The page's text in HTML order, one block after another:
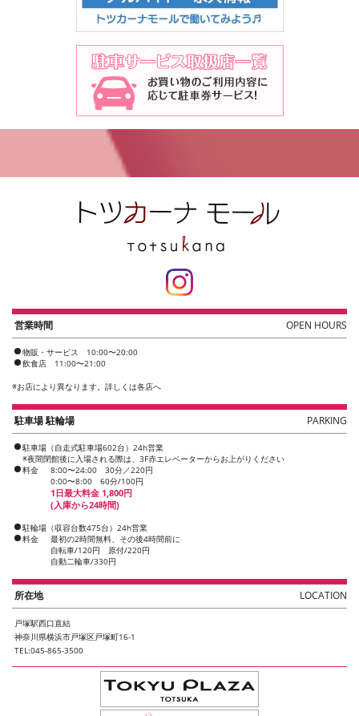
営業時間 OPEN HOURS
物販・サービス 10:00〜20:00
飲食店 11:00〜21:00
※お店により異なります。詳しくは各店へ
駐車場 駐輪場 PARKING
駐車場（自走式駐車場602台）24h営業
※夜間閉館後に入場される際は、3F赤エレベーターからお上がりください
料金
8:00〜24:00 30分／220円
0:00〜8:00 60分/100円
1日最大料金 1,800円
(入庫から24時間)
駐輪場（収容台数475台）24h営業
料金
最初の2時間無料、その後4時間前に
自転車/120円 原付/220円
自動二輪車/330円
所在地 LOCATION
戸塚駅西口直結
神奈川県横浜市戸塚区戸塚町16-1
TEL:045-865-3500